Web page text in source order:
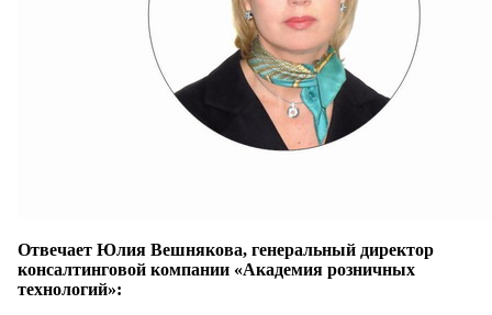
Отвечает Юлия Вешнякова, генеральный директор
консалтинговой компании «Академия розничных
технологий»: